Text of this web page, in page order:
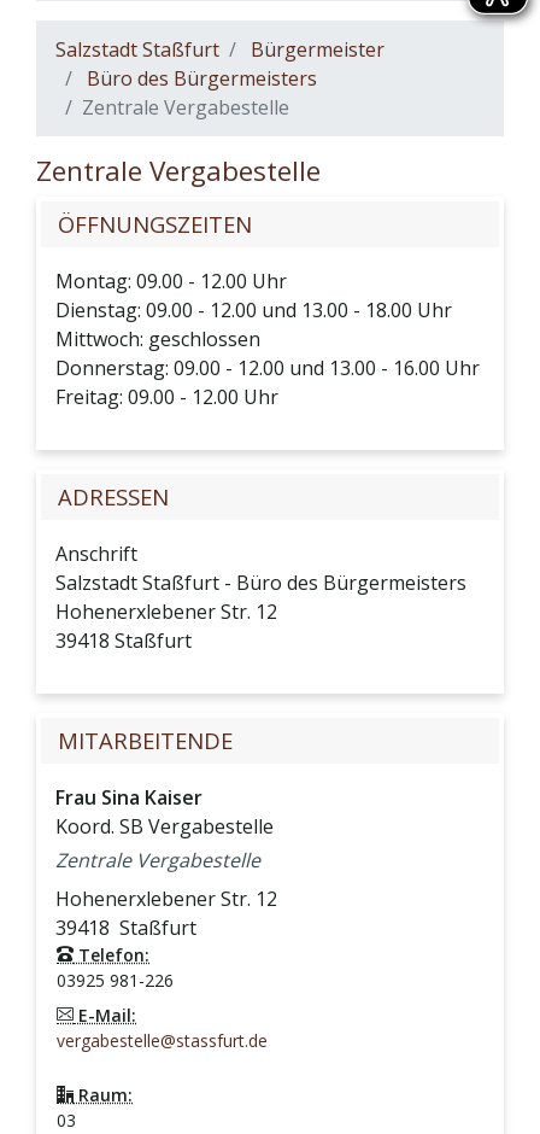
Salzstadt Staßfurt
Bürgermeister
Büro des Bürgermeisters
Zentrale Vergabestelle
Zentrale Vergabestelle
ÖFFNUNGSZEITEN
Montag: 09.00 - 12.00 Uhr
Dienstag: 09.00 - 12.00 und 13.00 - 18.00 Uhr
Mittwoch: geschlossen
Donnerstag: 09.00 - 12.00 und 13.00 - 16.00 Uhr
Freitag: 09.00 - 12.00 Uhr
ADRESSEN
Anschrift
Salzstadt Staßfurt - Büro des Bürgermeisters
Hohenerxlebener Str. 12
39418 Staßfurt
MITARBEITENDE
Frau Sina Kaiser
Koord. SB Vergabestelle
Zentrale Vergabestelle
Hohenerxlebener Str. 12
39418 Staßfurt
Telefon:
03925 981-226
E-Mail:
vergabestelle@stassfurt.de
Raum:
03